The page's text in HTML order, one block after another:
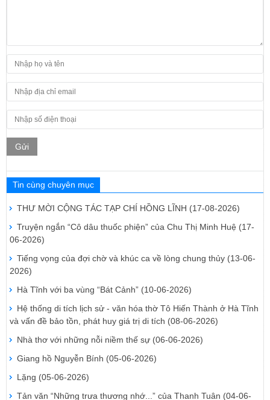
Gửi
Tin cùng chuyên mục
THƯ MỜI CỘNG TÁC TẠP CHÍ HỒNG LĨNH (17-08-2026)
Truyện ngắn “Cô dâu thuốc phiện” của Chu Thị Minh Huệ (17-
06-2026)
Tiếng vọng của đợi chờ và khúc ca về lòng chung thủy (13-06-
2026)
Hà Tĩnh với ba vùng “Bát Cảnh” (10-06-2026)
Hệ thống di tích lịch sử - văn hóa thờ Tô Hiến Thành ở Hà Tĩnh
và vấn đề bảo tồn, phát huy giá trị di tích (08-06-2026)
Nhà thơ với những nỗi niềm thế sự (06-06-2026)
Giang hồ Nguyễn Bính (05-06-2026)
Lặng (05-06-2026)
Tản văn “Những trưa thương nhớ...” của Thanh Tuân (04-06-